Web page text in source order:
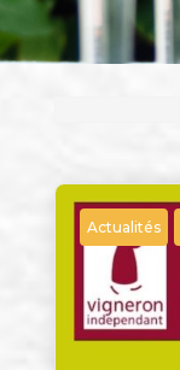
Actualités